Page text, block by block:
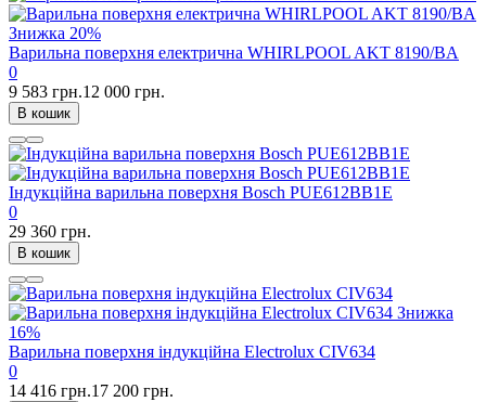
Знижка 20%
Варильна поверхня електрична WHIRLPOOL AKT 8190/BA
0
9 583 грн.12 000 грн.
В кошик
Індукційна варильна поверхня Bosch PUE612BB1E
0
29 360 грн.
В кошик
Знижка
16%
Варильна поверхня індукційна Electrolux CIV634
0
14 416 грн.17 200 грн.